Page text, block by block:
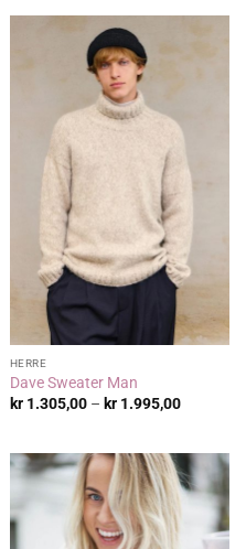
HERRE
Dave Sweater Man
kr1.305,00 – kr1.995,00